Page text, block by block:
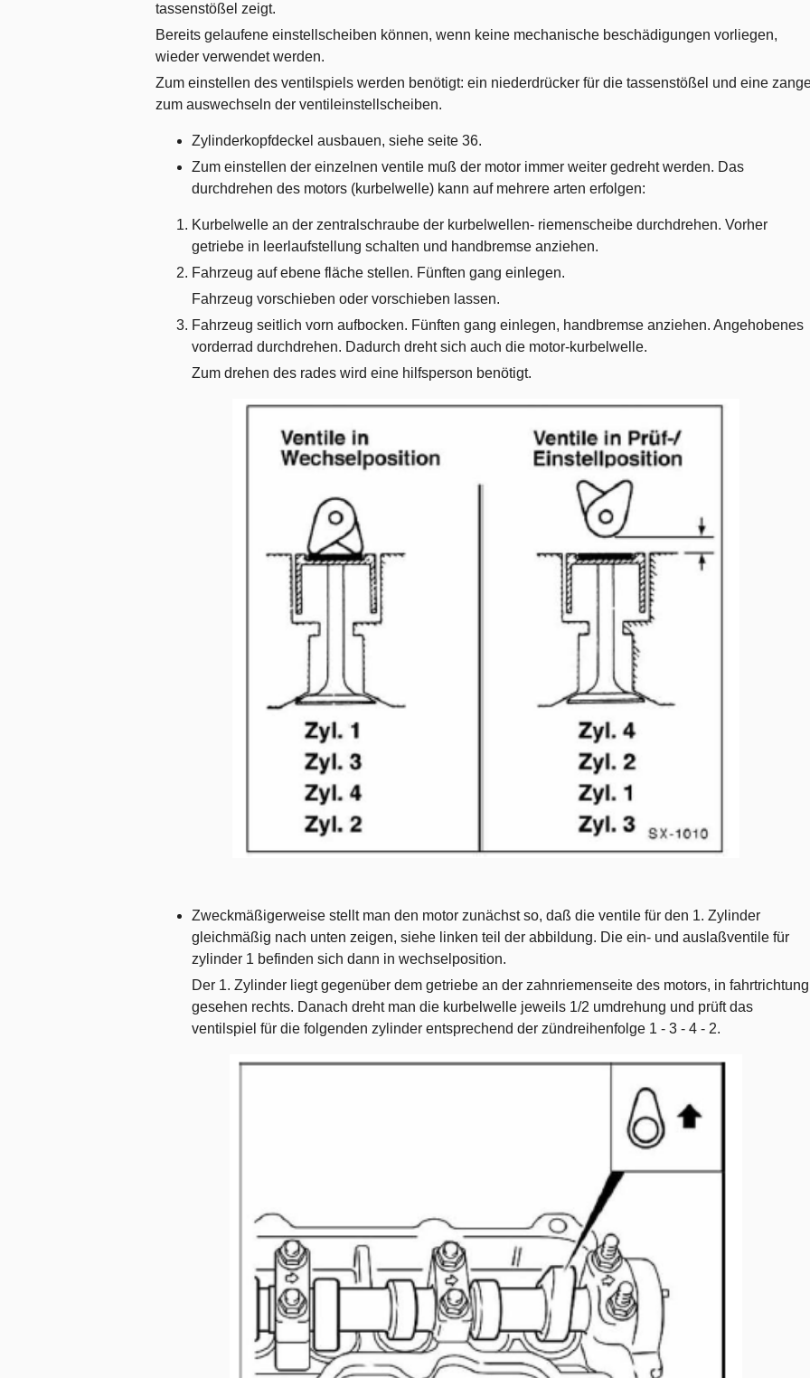
tassenstößel zeigt.
Bereits gelaufene einstellscheiben können, wenn keine mechanische beschädigungen vorliegen,
wieder verwendet werden.
Zum einstellen des ventilspiels werden benötigt: ein niederdrücker für die tassenstößel und eine
zum auswechseln der ventileinstellscheiben.
Zylinderkopfdeckel ausbauen, siehe seite 36.
Zum einstellen der einzelnen ventile muß der motor immer weiter gedreht werden. Das
durchdrehen des motors (kurbelwelle) kann auf mehrere arten erfolgen:
Kurbelwelle an der zentralschraube der kurbelwellen- riemenscheibe durchdrehen. Vorher
getriebe in leerlaufstellung schalten und handbremse anziehen.
Fahrzeug auf ebene fläche stellen. Fünften gang einlegen.
Fahrzeug vorschieben oder vorschieben lassen.
Fahrzeug seitlich vorn aufbocken. Fünften gang einlegen, handbremse anziehen. Angehobenes
vorderrad durchdrehen. Dadurch dreht sich auch die motor-kurbelwelle.
Zum drehen des rades wird eine hilfsperson benötigt.
Zweckmäßigerweise stellt man den motor zunächst so, daß die ventile für den 1. Zylinder
gleichmäßig nach unten zeigen, siehe linken teil der abbildung. Die ein- und auslaßventile für
zylinder 1 befinden sich dann in wechselposition.
Der 1. Zylinder liegt gegenüber dem getriebe an der zahnriemenseite des motors, in fahrtrichtung
gesehen rechts. Danach dreht man die kurbelwelle jeweils 1/2 umdrehung und prüft das
ventilspiel für die folgenden zylinder entsprechend der zündreihenfolge 1 - 3 - 4 - 2.